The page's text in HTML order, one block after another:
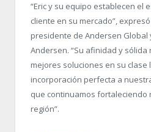
“Eric y su equipo establecen el
cliente en su mercado”,
presidente de Andersen Global
Andersen. “Su afinidad y
mejores soluciones en su clase
incorporación perfecta a
que continuamos
región”.